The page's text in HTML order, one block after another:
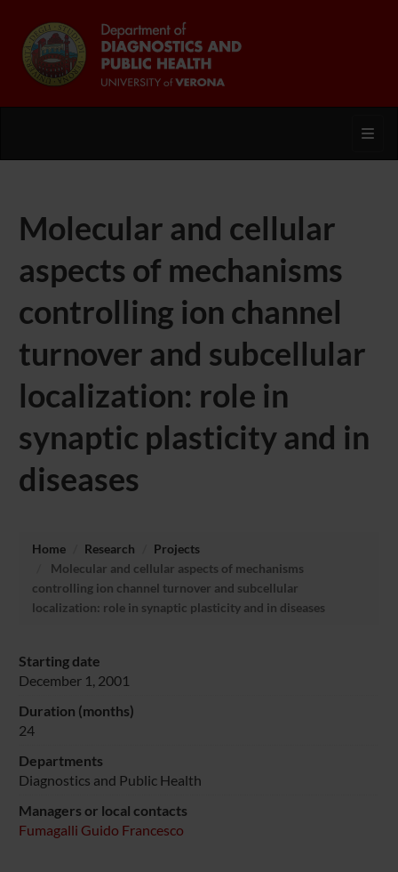
Molecular and cellular
aspects of mechanisms
controlling ion channel
turnover and subcellular
localization: role in
synaptic plasticity and in
diseases
Home Research
Projects
Molecular and cellular aspects of mechanisms
controlling ion channel turnover and subcellular
localization: role in synaptic plasticity and in diseases
Starting date
December 1, 2001
Duration (months)
24
Departments
Diagnostics and Public Health
Managers or local contacts
Fumagalli Guido Francesco